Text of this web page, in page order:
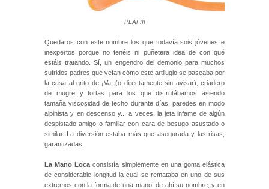
PLAF!!!
Quedaros con este nombre los que todavía sois jóvenes e
inexpertos porque no tenéis ni puñetera idea de con qué
estáis tratando. Sí, un engendro del demonio para muchos
sufridos padres que veían cómo este artilugio se paseaba por
la casa al grito de ¡Va! (o directamente sin avisar), criadero
de mugre y tortas para los que disfrutábamos asiendo
tamaña viscosidad de techo durante días, paredes en modo
alpinista y en descenso y... a veces, la jeta infame de algún
despistado amigo o familiar con cara de besugo asustado o
similar. La diversión estaba más que asegurada y las risas,
garantizadas.
La Mano Loca consistía simplemente en una goma elástica
de considerable longitud la cual se remataba en uno de sus
extremos con la forma de una mano; de ahí su nombre, y en